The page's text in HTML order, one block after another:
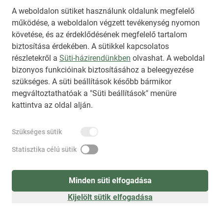
A weboldalon sütiket használunk oldalunk megfelelő
működése, a weboldalon végzett tevékenység nyomon
követése, és az érdeklődésének megfelelő tartalom
biztosítása érdekében. A sütikkel kapcsolatos
részletekről a Süti-házirendünkben olvashat. A weboldal
bizonyos funkcióinak biztosításához a beleegyezése
szükséges. A süti beállítások később bármikor
megváltoztathatóak a "Süti beállítások" menüre
kattintva az oldal alján.
Szükséges sütik
Statisztika célú sütik
Minden süti elfogadása
Kijelölt sütik elfogadása
Regisztráció(látogatóként)